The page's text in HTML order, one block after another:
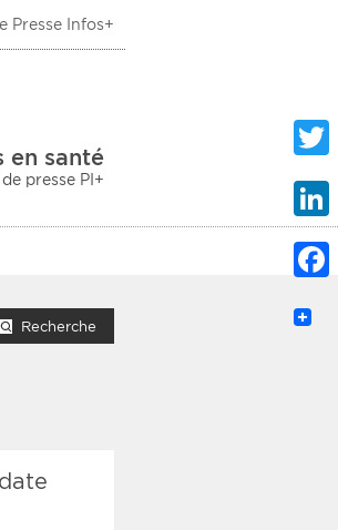
Presse Infos+
en santé
presse PI+
Recherche